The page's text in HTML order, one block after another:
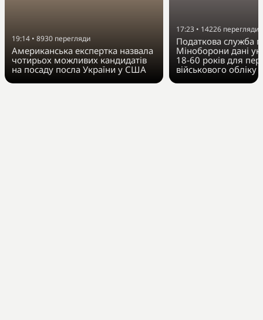
19:14 • 8930 перегляди
Американська експертка назвала
чотирьох можливих кандидатів
на посаду посла України у США
17:23 • 14226 перегляди
Податкова служба
Міноборони дані
18-60 років для
військового обліку